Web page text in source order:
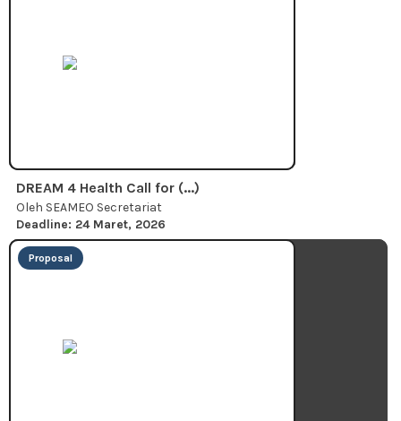
DREAM 4 Health Call for (...)
Oleh SEAMEO Secretariat
Deadline: 24 Maret, 2026
Proposal